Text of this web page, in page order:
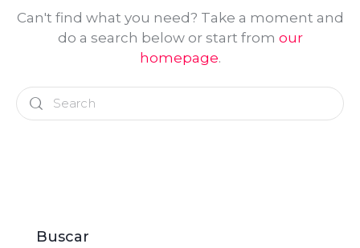
Can't find what you need? Take a moment and
do a search below or start from our
homepage.
Buscar